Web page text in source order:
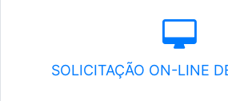
SOLICITAÇÃO ON-LINE